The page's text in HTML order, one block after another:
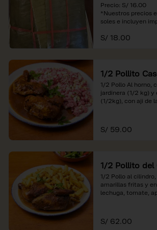
Precio: S/ 16.00
*Nuestros precios
soles e incluyen
S/ 18.00
1/2 Pollito
1/2 Pollo Al horno,
jardinera (1/2 kg) y
(1/2kg), con aji de
*Nuestros precios
soles e incluyen
S/ 59.00
1/2 Pollito del
1/2 Pollo al
amarillas fritas y
lechuga, tomate,
*Nuestros precios
soles e incluyen
S/ 62.00